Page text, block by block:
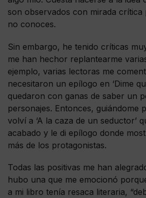
son observados con mirada
no conoces.
Sin embargo, he tenido críticas
me han hechor replantearme
ejemplo, varias lectoras me
necesitaron un epílogo en ‘Dime
quedaron con ganas de saber un
personajes. Entonces, guiándome
volví a ‘A la caza de un seductor’
acabado y le di epílogo donde
más de los protagonistas.
Todas las positivas me han
hubo una que me emocionó
a mi libro tenía resaca literaria,